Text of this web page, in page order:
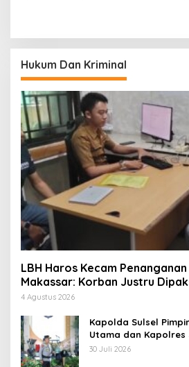
Hukum Dan Kriminal
LBH Haros Kecam
Makassar: Korban Justru
4 Agustus 2026
Kapolda Sulsel
Utama dan
Karolog dan
30 Juli 2026